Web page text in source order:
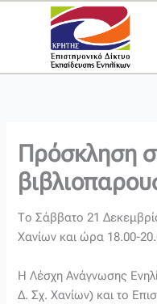
Μετάβαση
περιεχόμενο
Πρόσκληση
Το Σάββατο 21
Χανίων και ώρα 18.00-
Η Λέσχη Ανάγνωσης
Δ. Σχ. Χανίων) και το